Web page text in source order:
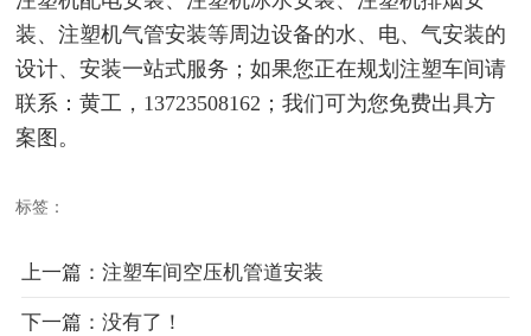
装、注塑机气管安装等周边设备的水、电、气安装的
设计、安装一站式服务；如果您正在规划注塑车间请
联系：黄工，13723508162；我们可为您免费出具方
案图。
标签：
上一篇：注塑车间空压机管道安装
下一篇：没有了！